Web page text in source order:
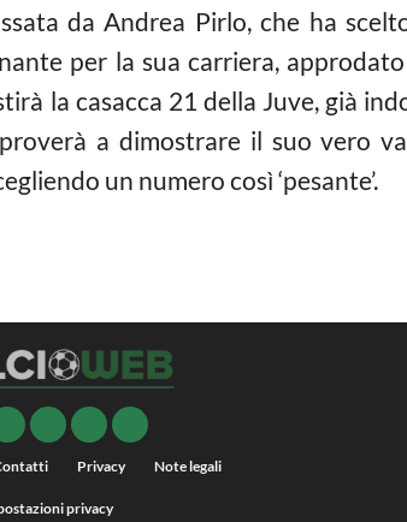
da Andrea Pirlo, che ha
per la sua carriera,
la casacca 21 della Juve, già
a dimostrare il suo vero
un numero così ‘pesante’.
Privacy Note legali
privacy